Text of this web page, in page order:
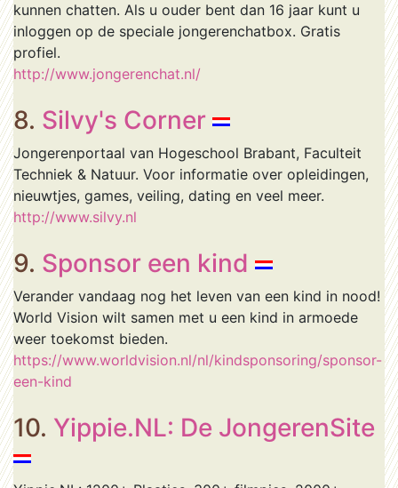
kunnen chatten. Als u ouder bent dan 16 jaar kunt u
inloggen op de speciale jongerenchatbox. Gratis
profiel.
http://www.jongerenchat.nl/
8. Silvy's Corner
Jongerenportaal van Hogeschool Brabant, Faculteit
Techniek & Natuur. Voor informatie over opleidingen,
nieuwtjes, games, veiling, dating en veel meer.
http://www.silvy.nl
9. Sponsor een kind
Verander vandaag nog het leven van een kind in nood!
World Vision wilt samen met u een kind in armoede
weer toekomst bieden.
https://www.worldvision.nl/nl/kindsponsoring/sponsor-
een-kind
10. Yippie.NL: De JongerenSite